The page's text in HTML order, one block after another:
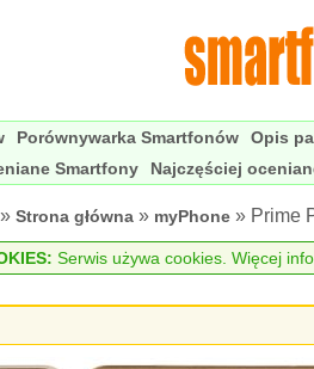
Porównywarka Smartfonów Opis
Smartfony
Najczęściej
Strona główna » myPhone » Prime
Serwis używa cookies. Więcej